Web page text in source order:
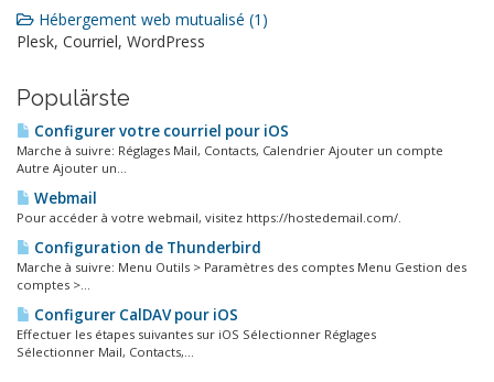
Hébergement web mutualisé (1)
Plesk, Courriel, WordPress
Populärste
Configurer votre courriel pour iOS
Marche à suivre: Réglages Mail, Contacts, Calendrier Ajouter un compte
Autre Ajouter un...
Webmail
Pour accéder à votre webmail, visitez https://hostedemail.com/.
Configuration de Thunderbird
Marche à suivre: Menu Outils > Paramètres des comptes Menu Gestion des
comptes >...
Configurer CalDAV pour iOS
Effectuer les étapes suivantes sur iOS Sélectionner Réglages
Sélectionner Mail, Contacts,...